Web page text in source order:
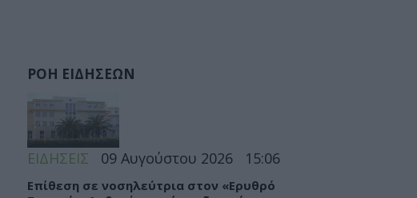
ΡΟΗ ΕΙΔΗΣΕΩΝ
ΕΙΔΗΣΕΙΣ 09 Αυγούστου 2026 15:06
Eπίθεση σε νοσηλεύτρια στον «Ερυθρό